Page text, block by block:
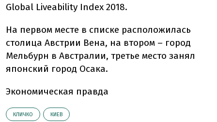
Global Liveability Index 2018.
На первом месте в списке расположилась
столица Австрии Вена, на втором – город
Мельбурн в Австралии, третье место занял
японский город Осака.
Экономическая правда
КЛИЧКО КИЕВ